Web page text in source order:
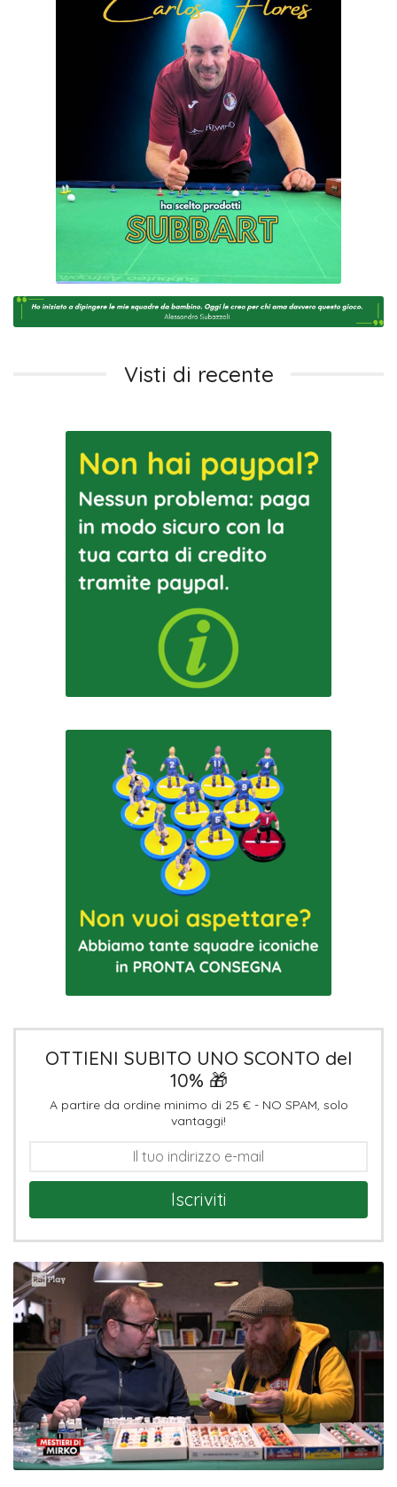
Visti di recente
OTTIENI SUBITO UNO SCONTO del
10% 🎁
A partire da ordine minimo di 25 € - NO SPAM, solo
vantaggi!
Iscriviti